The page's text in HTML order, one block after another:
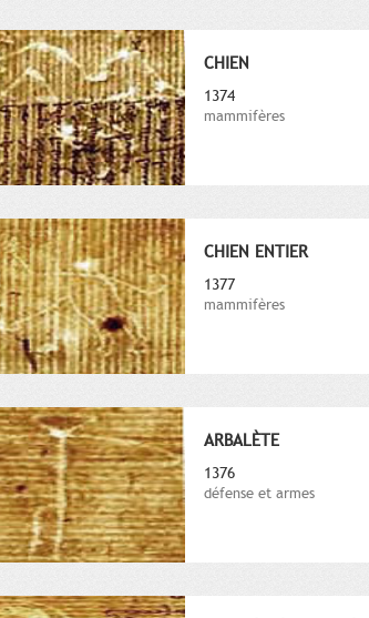
CHIEN
1374
mammifères
CHIEN ENTIER
1377
mammifères
ARBALÈTE
1376
défense et armes